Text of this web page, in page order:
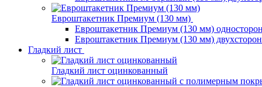
Евроштакетник Премиум (130 мм)
Евроштакетник Премиум (130 мм)
Евроштакетник Премиум (130 мм)
Гладкий лист
Гладкий лист оцинкованный